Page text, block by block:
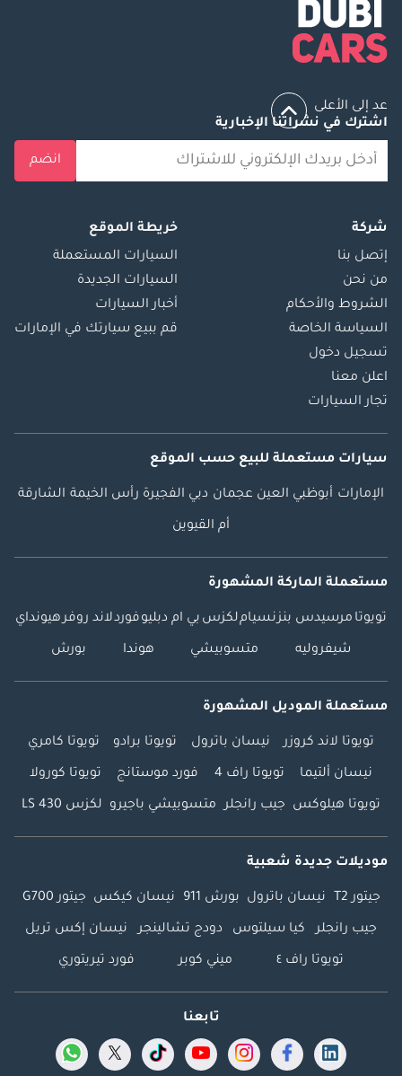
عد إلى الأعلى
اشترك في نشراتنا الإخبارية
انضم
شركة
إتصل بنا
من نحن
الشروط والأحكام
السياسة الخاصة
تسجيل دخول
اعلن معنا
تجار السيارات
خريطة الموقع
السيارات المستعملة
السيارات الجديدة
أخبار السيارات
قم ببيع سيارتك في الإمارات
سيارات مستعملة للبيع حسب الموقع
الإمارات أبوظبي العين عجمان دبي الفجيرة رأس الخيمة الشارقة
أم القيوين
مستعملة الماركة المشهورة
تويوتا مرسيدس بنزنسياملكزس بي ام دبليوفوردلاند روفرهيونداي
شيفروليه متسوبيشي هوندا بورش
مستعملة الموديل المشهورة
تويوتا لاند كروزر نيسان باترول تويوتا برادو تويوتا كامري
نيسان ألتيما تويوتا راف 4 فورد موستانج تويوتا كورولا
تويوتا هيلوكس جيب رانجلر متسوبيشي باجيرو لكزس LS 430
موديلات جديدة شعبية
جيتور T2 نيسان باترول بورش 911 نيسان كيكس جيتور G700
جيب رانجلر كيا سيلتوس دودج تشالينجر نيسان إكس تريل
تويوتا راف ٤ ميني كوبر فورد تيريتوري
تابعنا